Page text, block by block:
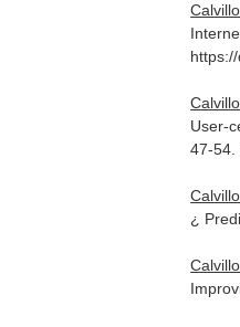
User-
47-54.
¿